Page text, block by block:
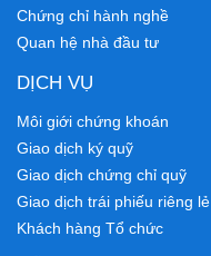
Chứng chỉ hành nghề
Quan hệ nhà đầu tư
DỊCH VỤ
Môi giới chứng khoán
Giao dịch ký quỹ
Giao dịch chứng chỉ quỹ
Giao dịch trái phiếu riêng lẻ
Khách hàng Tổ chức